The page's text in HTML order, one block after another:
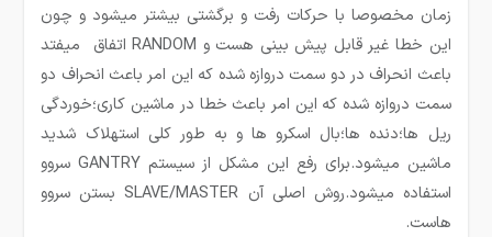
زمان مخصوصا با حرکات رفت و برگشتی بیشتر میشود و چون
این خطا غیر قابل پیش بینی هست و RANDOM اتفاق میفتد
باعث انحراف در دو سمت دروازه شده که این امر باعث انحراف دو
سمت دروازه شده که این امر باعث خطا در ماشین کاری؛خوردگی
ریل ها؛دنده ها؛بال اسکرو ها و به طور کلی استهلاک شدید
ماشین میشود.برای رفع این مشکل از سیستم GANTRY سروو
استفاده میشود.روش اصلی آن SLAVE/MASTER بستن سروو
هاست.